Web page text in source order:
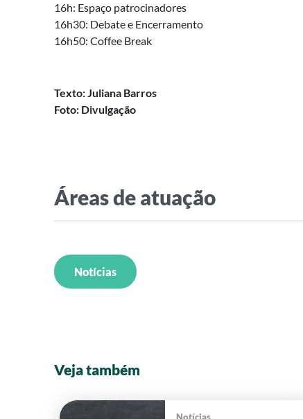
16h: Espaço patrocinadores
16h30: Debate e Encerramento
16h50: Coffee Break
Texto: Juliana Barros
Foto: Divulgação
Áreas de atuação
Notícias
Veja também